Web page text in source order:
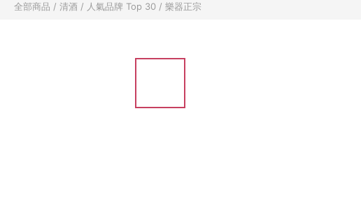
全部商品 / 清酒 / 人氣品牌 Top 30 / 樂器正宗